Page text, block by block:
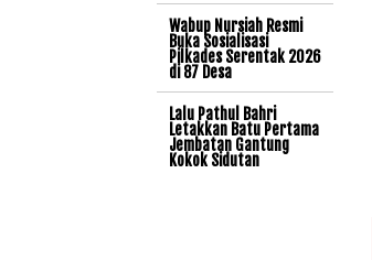
Wabup Nursiah Resmi
Buka Sosialisasi
Pilkades Serentak 2026
di 87 Desa
Lalu Pathul Bahri
Letakkan Batu Pertama
Jembatan Gantung
Kokok Sidutan